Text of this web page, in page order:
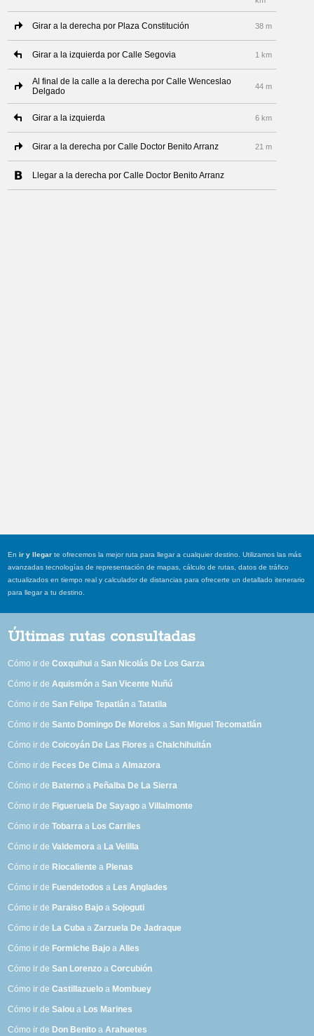
Girar a la derecha por Plaza Constitución 38 m
Girar a la izquierda por Calle Segovia 1 km
Al final de la calle a la derecha por Calle Wenceslao
Delgado
44 m
Girar a la izquierda 6 km
Girar a la derecha por Calle Doctor Benito Arranz 21 m
Llegar a la derecha por Calle Doctor Benito Arranz
Enir y llegar te ofrecemos la mejor ruta para llegar a cualquier destino. Utilizamos las más
avanzadas tecnologías de representación de mapas, cálculo de rutas, datos de tráfico
actualizados en tiempo real y calculador de distancias para ofrecerte un detallado itenerario
para llegar a tu destino.
Últimas rutas consultadas
Cómo ir deCoxquihui aSan Nicolás De Los Garza
Cómo ir deAquismón aSan Vicente Nuñú
Cómo ir deSan Felipe Tepatlán aTatatila
Cómo ir deSanto Domingo De Morelos aSan Miguel Tecomatlán
Cómo ir deCoicoyán De Las Flores aChalchihuitán
Cómo ir de Feces De Cima aAlmazora
Cómo ir de Baterno a Peñalba De La Sierra
Cómo ir de Figueruela De Sayago aVillalmonte
Cómo ir deTobarra a Los Carriles
Cómo ir deValdemora a La Velilla
Cómo ir de Riocaliente a Plenas
Cómo ir de Fuendetodos a Les Anglades
Cómo ir de Paraiso Bajo aSojoguti
Cómo ir de La Cuba aZarzuela De Jadraque
Cómo ir de Formiche Bajo aAlles
Cómo ir deSan Lorenzo aCorcubión
Cómo ir deCastillazuelo a Mombuey
Cómo ir deSalou a Los Marines
Cómo ir de Don Benito aArahuetes